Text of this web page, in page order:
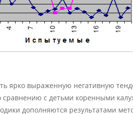
ярко выраженную негативную
сравнению с детьми коренными
дополняются результатами